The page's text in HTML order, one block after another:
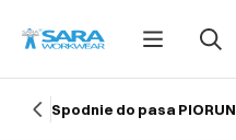
Spodnie do pasa PIORUN